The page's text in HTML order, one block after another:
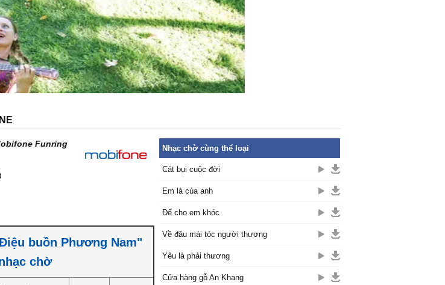
Funring
buồn Phương Nam"
chờ
Nhạc chờ cùng thể loại
Cát bụi cuộc đời
Em là của anh
Để cho em khóc
Về đâu mái tóc người thương
Yêu là phải thương
Cửa hàng gỗ An Khang